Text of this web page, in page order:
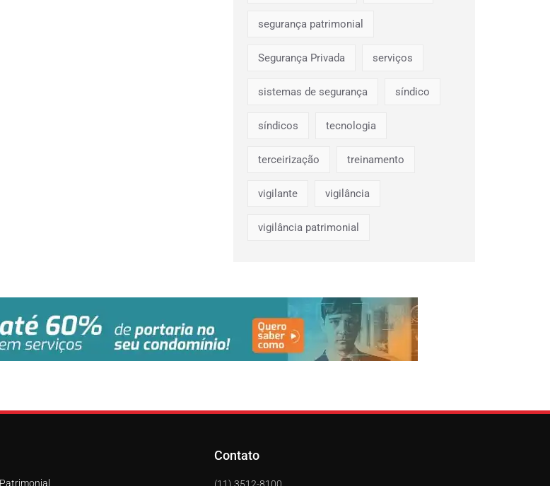
segurança patrimonial
Segurança Privada serviços
sistemas de segurança síndico
síndicos tecnologia
terceirização treinamento
vigilante vigilância
vigilância patrimonial
Contato
(11) 3512-8100